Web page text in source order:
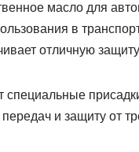
масло для
в
отличную
специальные
и защиту от